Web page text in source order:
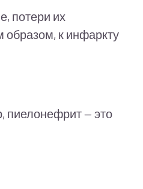
потери их
образом, к инфаркту
пиелонефрит — это